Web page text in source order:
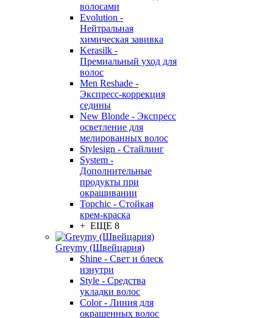
волосами
Evolution -
Нейтральная
химическая завивка
Kerasilk -
Премиальный уход для
волос
Men Reshade -
Экспресс-коррекция
седины
New Blonde - Экспресс
осветление для
мелированных волос
Stylesign - Стайлинг
System -
Дополнительные
продукты при
окрашивании
Topchic - Стойкая
крем-краска
+ ЕЩЕ 8
Greymy (Швейцария)
Shine - Свет и блеск
изнутри
Style - Средства
укладки волос
Color - Линия для
окрашенных волос